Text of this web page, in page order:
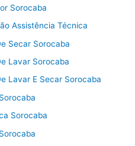
Sorocaba
Assistência Técnica
Secar Sorocaba
Lavar Sorocaba
Lavar E Secar Sorocaba
Sorocaba